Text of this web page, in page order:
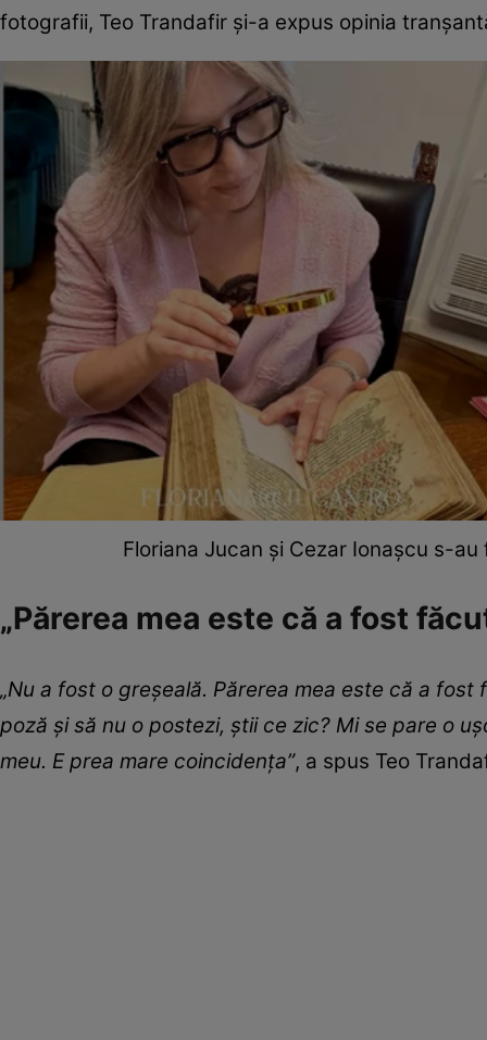
fotografii, Teo Trandafir și-a expus opinia
Floriana Jucan și Cezar Ionașcu s-
„Părerea mea este că a fost
„Nu a fost o greșeală. Părerea mea este că a
poză și să nu o postezi, știi ce zic? Mi se pare o
meu. E prea mare coincidența”, a spus Teo